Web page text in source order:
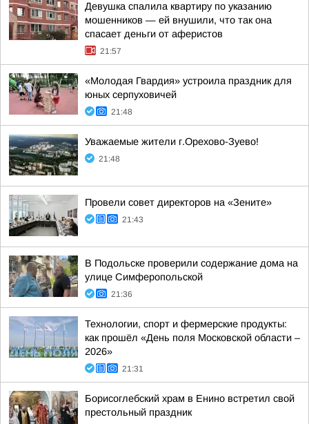
Девушка спалила квартиру по указанию
мошенников — ей внушили, что так она
спасает деньги от аферистов
21:57
«Молодая Гвардия» устроила праздник для
юных серпуховичей
21:48
Уважаемые жители г.Орехово-Зуево!
21:48
Провели совет директоров на «Зените»
21:43
В Подольске проверили содержание дома на
улице Симферопольской
21:36
Технологии, спорт и фермерские продукты:
как прошёл «День поля Московской области –
2026»
21:31
Борисоглебский храм в Енино встретил свой
престольный праздник